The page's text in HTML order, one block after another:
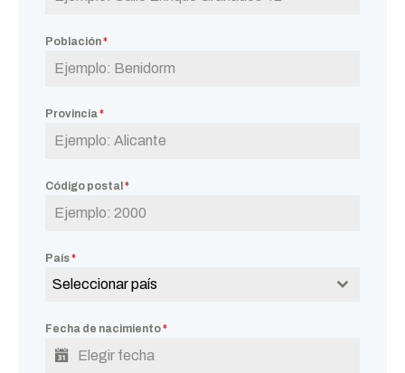
Población*
Provincia*
Código postal *
País*
Seleccionar país
Fecha de nacimiento*